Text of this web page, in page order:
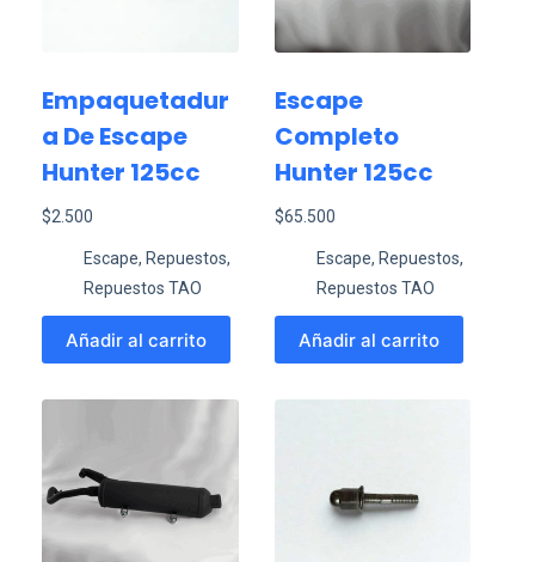
Empaquetadur
A De Escape
Hunter 125cc
$2.500
Escape, Repuestos,
Repuestos TAO
Añadir al carrito
Escape
Completo
Hunter 125cc
$65.500
Escape, Repuestos,
Repuestos TAO
Añadir al carrito